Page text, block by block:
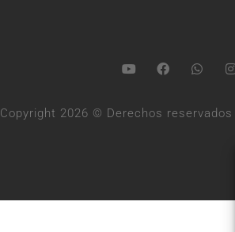
Copyright 2026 © Derechos